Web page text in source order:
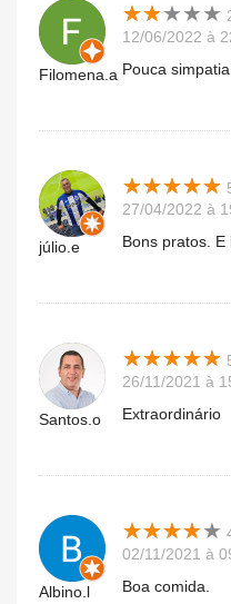
Filomena.a
★★★★★
★★★★★
12/06/2022 à
Pouca
júlio.e
★★★★★
★★★★★
27/04/2022 à
Bons pratos. E
Santos.o
★★★★★
★★★★★
26/11/2021 à
Extraordinário
Albino.l
★★★★★
★★★★★
02/11/2021 à
Boa comida.